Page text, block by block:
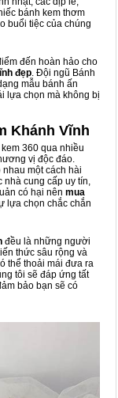
bánh kem thơm
buổi tiệc của chúng
đến hoàn hảo cho
đẹp. Đội ngũ Bánh
mẫu bánh ấn
lựa chọn mà không bị
Khánh Vĩnh
360 qua nhiều
vị độc đáo.
một cách hài
cung cấp uy tín,
có hại nên mua
lựa chọn chắc chắn
đều là những người
thức sâu rộng và
thể thoải mái đưa ra
tôi sẽ đáp ứng tất
bảo bạn sẽ có